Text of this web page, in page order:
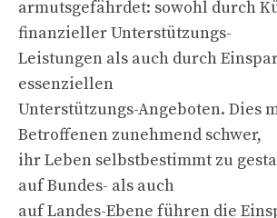
armutsgefährdet: sowohl durch
finanzieller Unterstützungs-
Leistungen als auch durch
essenziellen
Unterstützungs-Angeboten. Dies
Betroffenen zunehmend schwer,
ihr Leben selbstbestimmt zu
auf Bundes- als auch
auf Landes-Ebene führen die